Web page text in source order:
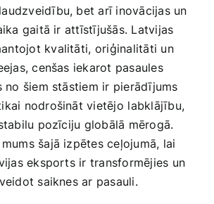
preces
atpūta
bet arī inovācijas un
gaitā ir attīstījušās.‌ Latvijas
kvalitāti,⁤ oriģinalitāti un
cenšas iekarot pasaules
no šiem ‍stāstiem ir ​pierādījums
nodrošināt vietējo⁣ labklājību,
pozīciju globālā mērogā.
šajā izpētes ceļojumā, lai
eksports ir transformējies un
saiknes ​ar pasauli.